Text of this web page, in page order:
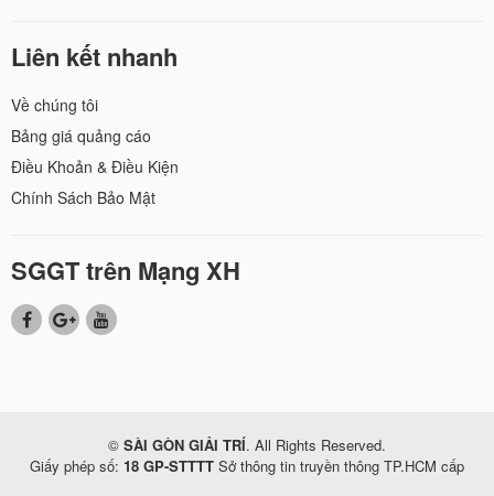
Liên kết nhanh
Về chúng tôi
Bảng giá quảng cáo
Điều Khoản & Điều Kiện
Chính Sách Bảo Mật
SGGT trên Mạng XH
© SÀI GÒN GIẢI TRÍ. All Rights Reserved.
Giấy phép số: 18 GP-STTTT Sở thông tin truyền thông TP.HCM cấp